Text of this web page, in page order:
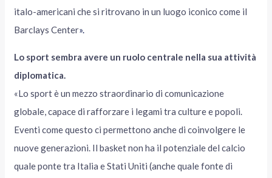
italo-americani che si ritrovano in un luogo iconico come il
Barclays Center».
Lo sport sembra avere un ruolo centrale nella sua attività
diplomatica.
«Lo sport è un mezzo straordinario di comunicazione
globale, capace di rafforzare i legami tra culture e popoli.
Eventi come questo ci permettono anche di coinvolgere le
nuove generazioni. Il basket non ha il potenziale del calcio
quale ponte tra Italia e Stati Uniti (anche quale fonte di